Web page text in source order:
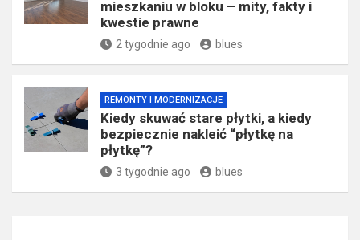
mieszkaniu w bloku – mity, fakty i
kwestie prawne
2 tygodnie ago blues
REMONTY I MODERNIZACJE
Kiedy skuwać stare płytki, a kiedy
bezpiecznie nakleić “płytkę na
płytkę”?
3 tygodnie ago blues